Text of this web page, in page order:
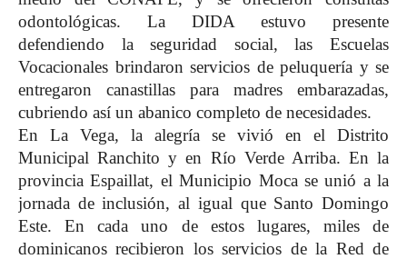
odontológicas. La DIDA estuvo presente
defendiendo la seguridad social, las Escuelas
Vocacionales brindaron servicios de peluquería y se
entregaron canastillas para madres embarazadas,
cubriendo así un abanico completo de necesidades.
En La Vega, la alegría se vivió en el Distrito
Municipal Ranchito y en Río Verde Arriba. En la
provincia Espaillat, el Municipio Moca se unió a la
jornada de inclusión, al igual que Santo Domingo
Este. En cada uno de estos lugares, miles de
dominicanos recibieron los servicios de la Red de